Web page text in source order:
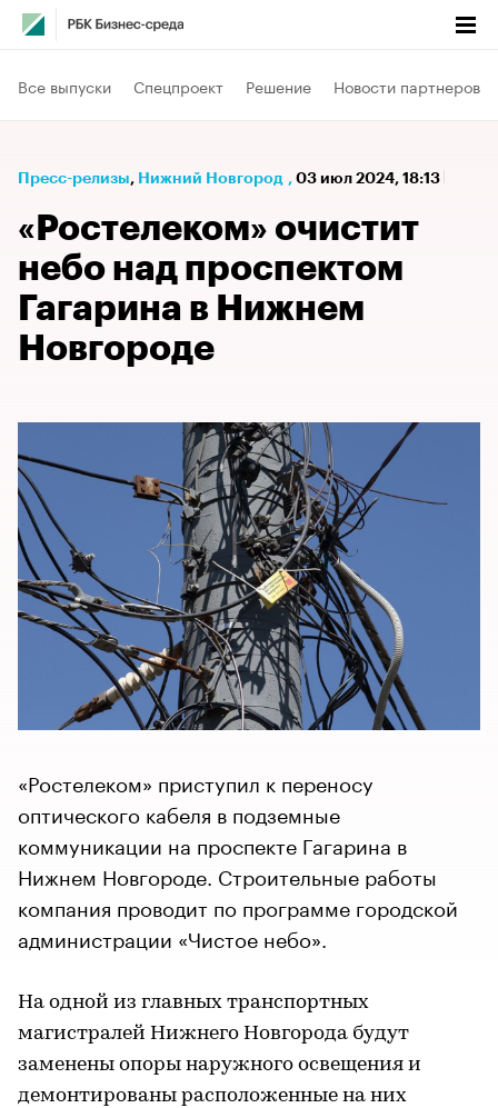
Все выпуски Спецпроект Решение Новости партнеров
Пресс-релизы⁠, Нижний Новгород , 03 июл 2024, 18:13
«Ростелеком» очистит
небо над проспектом
Гагарина в Нижнем
Новгороде
«Ростелеком» приступил к переносу
оптического кабеля в подземные
коммуникации на проспекте Гагарина в
Нижнем Новгороде. Строительные работы
компания проводит по программе городской
администрации «Чистое небо».
На одной из главных транспортных
магистралей Нижнего Новгорода будут
заменены опоры наружного освещения и
демонтированы расположенные на них